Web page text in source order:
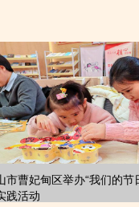
市曹妃甸区举办“我们的节
践活动